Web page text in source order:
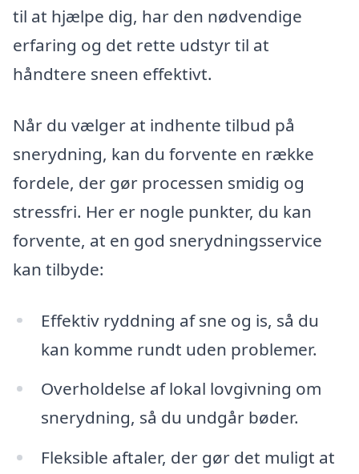
til at hjælpe dig, har den nødvendige
erfaring og det rette udstyr til at
håndtere sneen effektivt.
Når du vælger at indhente tilbud på
snerydning, kan du forvente en række
fordele, der gør processen smidig og
stressfri. Her er nogle punkter, du kan
forvente, at en god snerydningsservice
kan tilbyde:
Effektiv ryddning af sne og is, så du
kan komme rundt uden problemer.
Overholdelse af lokal lovgivning om
snerydning, så du undgår bøder.
Fleksible aftaler, der gør det muligt at